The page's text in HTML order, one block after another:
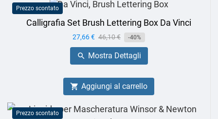
Prezzo scontato
Calligrafia Set Brush Lettering Box Da Vinci
Prezzo
27,66 € Prezzo
base
46,10 € -40%
 Mostra Dettagli
 Aggiungi al carrello
Prezzo scontato